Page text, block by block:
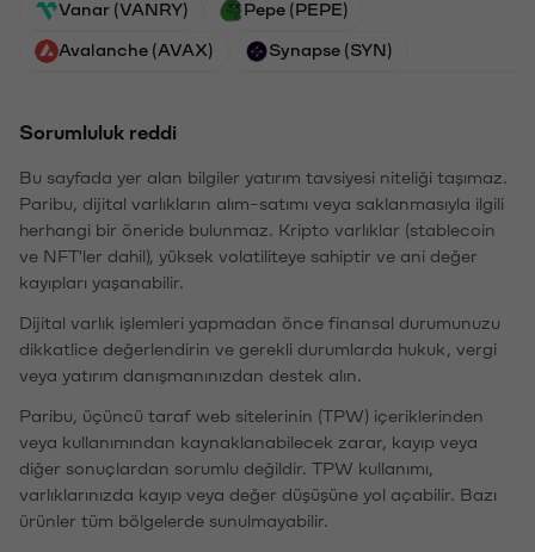
Vanar (VANRY) Pepe (PEPE)
Avalanche (AVAX) Synapse (SYN)
Sorumluluk reddi
Bu sayfada yer alan bilgiler yatırım tavsiyesi niteliği taşımaz.
Paribu, dijital varlıkların alım-satımı veya saklanmasıyla ilgili
herhangi bir öneride bulunmaz. Kripto varlıklar (stablecoin
ve NFT'ler dahil), yüksek volatiliteye sahiptir ve ani değer
kayıpları yaşanabilir.
Dijital varlık işlemleri yapmadan önce finansal durumunuzu
dikkatlice değerlendirin ve gerekli durumlarda hukuk, vergi
veya yatırım danışmanınızdan destek alın.
Paribu, üçüncü taraf web sitelerinin (TPW) içeriklerinden
veya kullanımından kaynaklanabilecek zarar, kayıp veya
diğer sonuçlardan sorumlu değildir. TPW kullanımı,
varlıklarınızda kayıp veya değer düşüşüne yol açabilir. Bazı
ürünler tüm bölgelerde sunulmayabilir.